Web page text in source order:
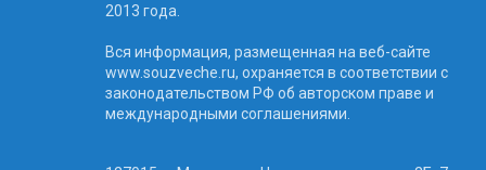
2013 года.
Вся информация, размещенная на веб-сайте
www.souzveche.ru, охраняется в соответствии с
законодательством РФ об авторском праве и
международными соглашениями.